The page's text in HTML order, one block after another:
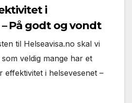
i
På godt og vondt
til Helseavisa.no skal vi
veldig mange har et
i helsevesenet –